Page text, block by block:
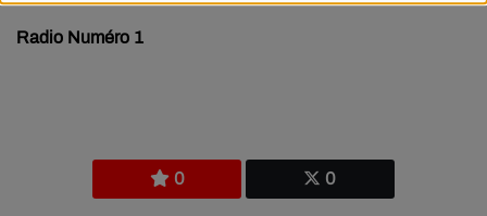
0 0
Radio Numéro 1